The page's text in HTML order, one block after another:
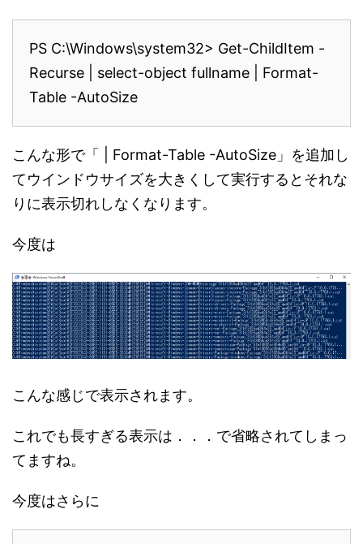
PS C:\Windows\system32> Get-ChildItem -
Recurse | select-object fullname | Format-
Table -AutoSize
こんな形で「 | Format-Table -AutoSize」を追加し
てウインドウサイズを大きくして実行するとそれな
りに表示切れしなくなります。
今度は
こんな感じで表示されます。
これでも長すぎる表示は．．．で省略されてしまっ
てますね。
今度はさらに